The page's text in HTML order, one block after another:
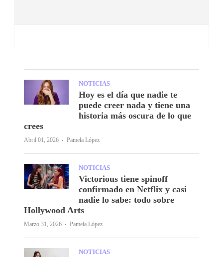
NOTICIAS
Hoy es el día que nadie te
puede creer nada y tiene una
historia más oscura de lo que
crees
Abril 01, 2026 · Pamela López
NOTICIAS
Victorious tiene spinoff
confirmado en Netflix y casi
nadie lo sabe: todo sobre
Hollywood Arts
Marzo 31, 2026 · Pamela López
NOTICIAS